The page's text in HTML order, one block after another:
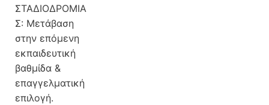
ΣΤΑΔΙΟΔΡΟΜΙΑ
Σ: Μετάβαση
στην επόμενη
εκπαιδευτική
βαθμίδα &
επαγγελματική
επιλογή.